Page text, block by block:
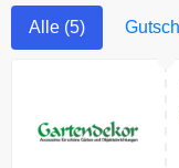
Alle (5)